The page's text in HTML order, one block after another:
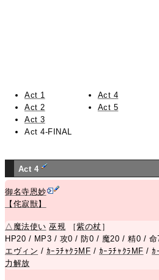
Act 1
Act 2
Act 3
Act 4-FINAL
Act 4
Act 5
Act 4
御名寺恩妙
【侘寂獣】
△ 魔法使い 巫覡 ［紫の杖 ］
HP20 / MP3 / 攻0 / 防0 / 魔20 / 精0 /
エヴィン / ｶｰﾗﾁｬｸﾗMF / ｶｰﾗﾁｬｸﾗMF /ｶ
力解放